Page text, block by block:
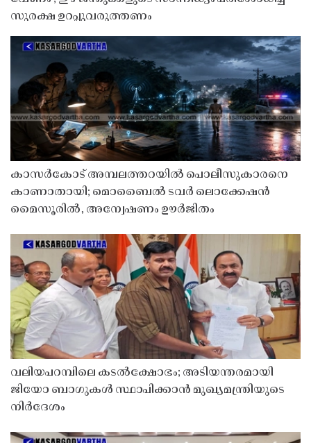
സുരക്ഷ ഉറപ്പുവരുത്തണം
കാസർകോട് അമ്പലത്തറയിൽ പൊലീസുകാരനെ
കാണാതായി; മൊബൈൽ ടവർ ലൊക്കേഷൻ
മൈസൂരിൽ, അന്വേഷണം ഊർജിതം
വലിയപറമ്പിലെ കടൽക്ഷോഭം; അടിയന്തരമായി
ജിയോ ബാഗുകൾ സ്ഥാപിക്കാൻ മുഖ്യമന്ത്രിയുടെ
നിർദേശം